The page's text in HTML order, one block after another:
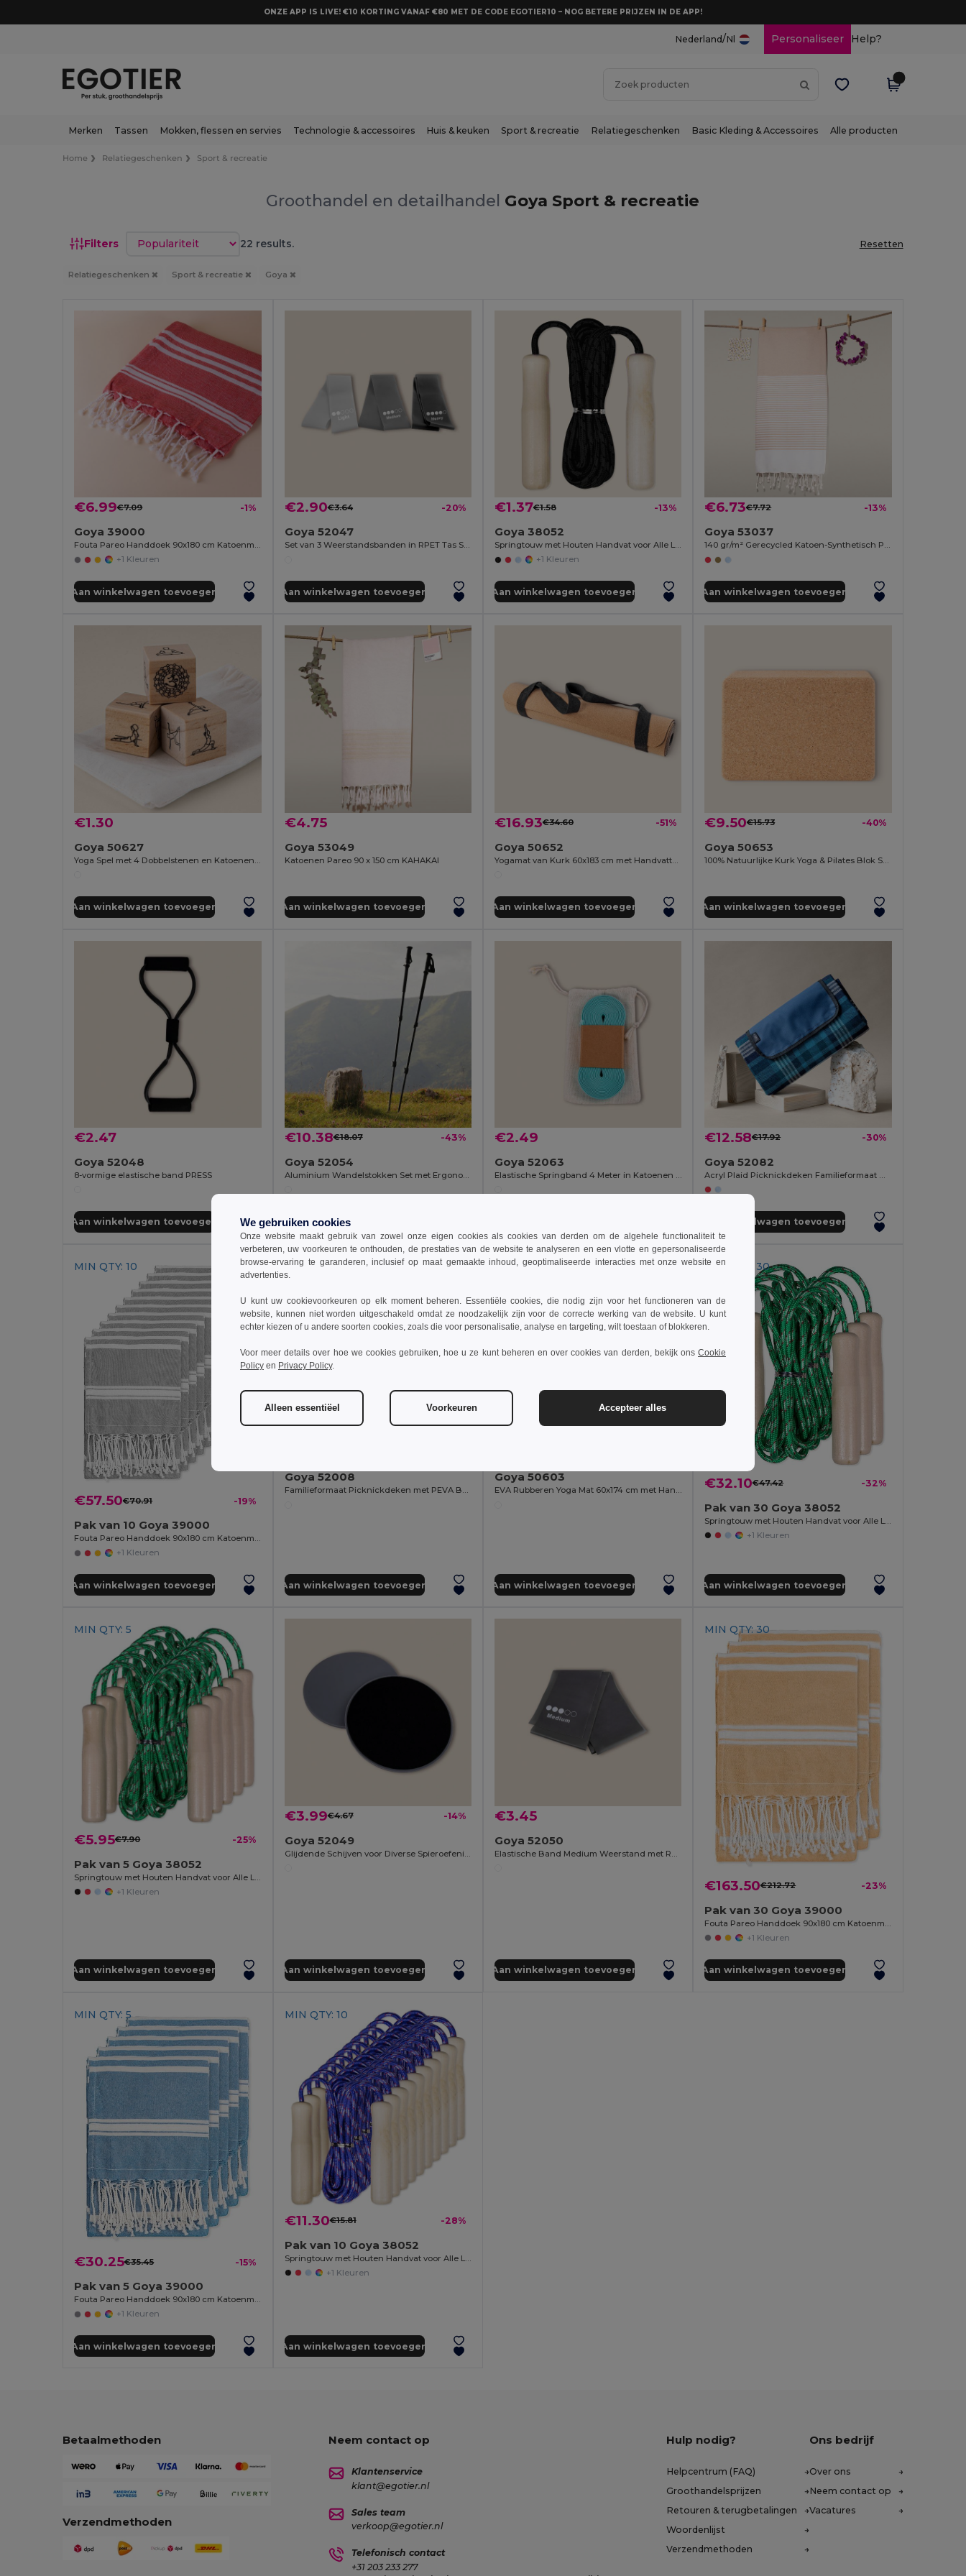
ONZE APP IS LIVE! €10 KORTING VANAF €80 MET DE CODE EGOTIER10 – NOG BETERE PRIJZEN IN DE APP!
Nederland/Nl Personaliseer Help?
Merken Tassen Mokken, flessen en servies Technologie & accessoires Huis & keuken Sport & recreatie Relatiegeschenken Basic Kleding & Accessoires Alle producten
Home Relatiegeschenken Sport & recreatie
Groothandel en detailhandel Goya Sport & recreatie
Filters Sorteren op 22 results. Resetten
Relatiegeschenken Sport & recreatie Goya
€6.99€7.09 -1%
Goya 39000
Fouta Pareo Handdoek 90x180 cm Katoenmix ZANZIBAR
+1 Kleuren
Aan winkelwagen toevoegen
€2.90€3.64 -20%
Goya 52047
Set van 3 Weerstandsbanden in RPET Tas SQUAT
Aan winkelwagen toevoegen
€1.37€1.58 -13%
Goya 38052
Springtouw met Houten Handvat voor Alle Leeftijden JUMP
+1 Kleuren
Aan winkelwagen toevoegen
€6.73€7.72 -13%
Goya 53037
140 gr/m² Gerecycled Katoen-Synthetisch Pareo MAUNA
Aan winkelwagen toevoegen
€1.30
Goya 50627
Aan winkelwagen toevoegen
€4.75
Goya 53049
Katoenen Pareo 90 x 150 cm KAHAKAI
Aan winkelwagen toevoegen
€16.93€34.60 -51%
Goya 50652
Yogamat van Kurk 60x183 cm met Handvatten SHIVA
Aan winkelwagen toevoegen
€9.50€15.73 -40%
Goya 50653
Aan winkelwagen toevoegen
€2.47
Goya 52048
8-vormige elastische band PRESS
Aan winkelwagen toevoegen
€10.38€18.07 -43%
Goya 52054
Aluminium Wandelstokken Set met Ergonomische Handvatten MILFORD
Aan winkelwagen toevoegen
€2.49
Goya 52063
Elastische Springband 4 Meter in Katoenen Zak SKY
€12.58€17.92 -30%
Goya 52082
Acryl Plaid Picknickdeken Familieformaat met Handvat NEVIS
Aan winkelwagen toevoegen
MIN QTY: 10
€57.50€70.91 -19%
Pak van 10 Goya 39000
Fouta Pareo Handdoek 90x180 cm Katoenmix ZANZIBAR
+1 Kleuren
Aan winkelwagen toevoegen
Goya 52008
Familieformaat Picknickdeken met PEVA Basis, Opvouwbaar HYDE
Aan winkelwagen toevoegen
Goya 50603
EVA Rubberen Yoga Mat 60x174 cm met Handvatten GANESHA
Aan winkelwagen toevoegen
MIN QTY: 30
€32.10€47.42 -32%
Pak van 30 Goya 38052
+1 Kleuren
Aan winkelwagen toevoegen
MIN QTY: 5
€5.95€7.90 -25%
Pak van 5 Goya 38052
Springtouw met Houten Handvat voor Alle Leeftijden JUMP
+1 Kleuren
Aan winkelwagen toevoegen
€3.99€4.67 -14%
Goya 52049
Aan winkelwagen toevoegen
€3.45
Goya 52050
Aan winkelwagen toevoegen
MIN QTY: 30
€163.50€212.72 -23%
Pak van 30 Goya 39000
+1 Kleuren
Aan winkelwagen toevoegen
MIN QTY: 5
€30.25€35.45 -15%
Pak van 5 Goya 39000
Fouta Pareo Handdoek 90x180 cm Katoenmix ZANZIBAR
+1 Kleuren
Aan winkelwagen toevoegen
MIN QTY: 10
€11.30€15.81 -28%
Pak van 10 Goya 38052
Springtouw met Houten Handvat voor Alle Leeftijden JUMP
+1 Kleuren
Aan winkelwagen toevoegen
Betaalmethoden
Verzendmethoden
Neem contact op
Klantenservice
klant@egotier.nl
Sales team
verkoop@egotier.nl
Telefonisch contact
+31 203 233 277
Hulp nodig?
Helpcentrum (FAQ)
Groothandelsprijzen
Retouren & terugbetalingen
Woordenlijst
Verzendmethoden
Ons bedrijf
Over ons
Neem contact op
Vacatures
We gebruiken cookies
Onze website maakt gebruik van zowel onze eigen cookies als cookies van derden om de algehele functionaliteit te
verbeteren, uw voorkeuren te onthouden, de prestaties van de website te analyseren en een vlotte en gepersonaliseerde
browse-ervaring te garanderen, inclusief op maat gemaakte inhoud, geoptimaliseerde interacties met onze website en
advertenties.
U kunt uw cookievoorkeuren op elk moment beheren. Essentiële cookies, die nodig zijn voor het functioneren van de
website, kunnen niet worden uitgeschakeld omdat ze noodzakelijk zijn voor de correcte werking van de website. U kunt
echter kiezen of u andere soorten cookies, zoals die voor personalisatie, analyse en targeting, wilt toestaan of blokkeren.
Voor meer details over hoe we cookies gebruiken, hoe u ze kunt beheren en over cookies van derden, bekijk ons Cookie
Policy en Privacy Policy.
Alleen essentiëel Voorkeuren Accepteer alles